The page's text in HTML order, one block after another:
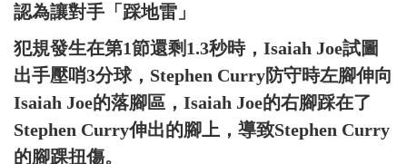
認為讓對手「踩地雷」
犯規發生在第1節還剩1.3秒時，Isaiah Joe試圖
出手壓哨3分球，Stephen Curry防守時左腳伸向
Isaiah Joe的落腳區，Isaiah Joe的右腳踩在了
Stephen Curry伸出的腳上，導致Stephen Curry
的腳踝扭傷。